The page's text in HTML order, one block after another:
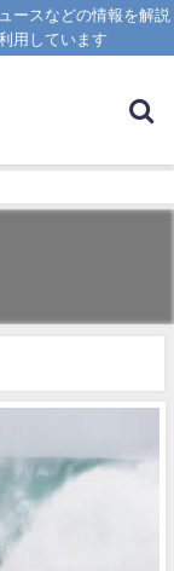
ースなどの情報を解説
用しています